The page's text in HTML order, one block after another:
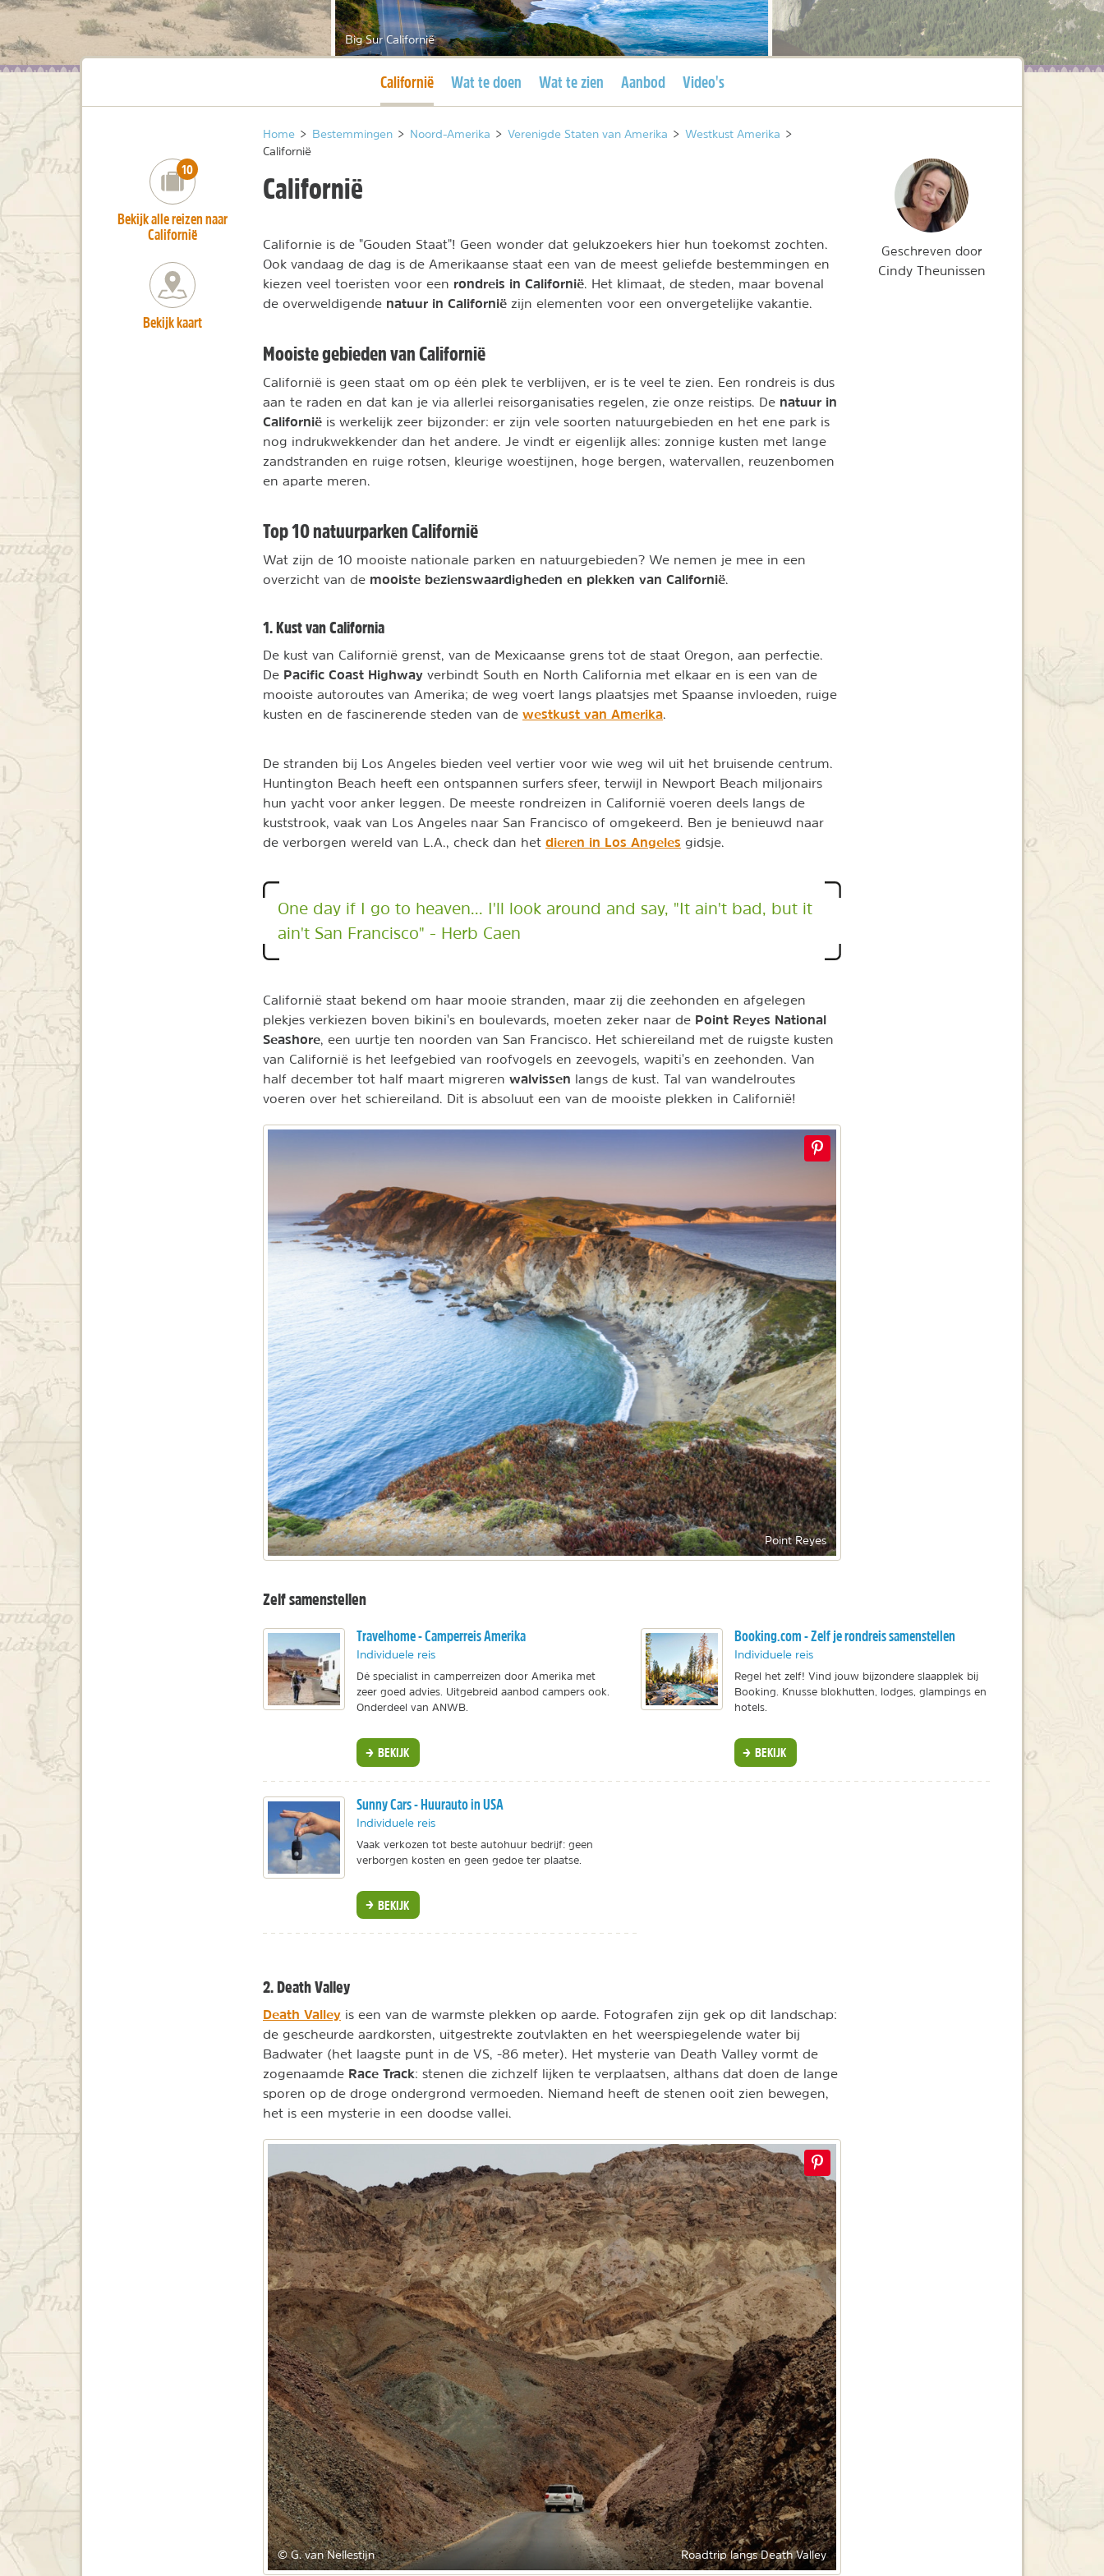
Big Sur Californië
Huidige pagina
Californië Wat te doen Wat te zien Aanbod Video's
Home > Bestemmingen > Noord-Amerika > Verenigde Staten van Amerika > Westkust Amerika >
Californië
Californië
Californie is de "Gouden Staat"! Geen wonder dat gelukzoekers hier hun toekomst zochten.
Ook vandaag de dag is de Amerikaanse staat een van de meest geliefde bestemmingen en
kiezen veel toeristen voor een rondreis in Californië. Het klimaat, de steden, maar bovenal
de overweldigende natuur in Californië zijn elementen voor een onvergetelijke vakantie.
Mooiste gebieden van Californië
Californië is geen staat om op één plek te verblijven, er is te veel te zien. Een rondreis is dus
aan te raden en dat kan je via allerlei reisorganisaties regelen, zie onze reistips. De natuur in
Californië is werkelijk zeer bijzonder: er zijn vele soorten natuurgebieden en het ene park is
nog indrukwekkender dan het andere. Je vindt er eigenlijk alles: zonnige kusten met lange
zandstranden en ruige rotsen, kleurige woestijnen, hoge bergen, watervallen, reuzenbomen
en aparte meren.
Top 10 natuurparken Californië
Wat zijn de 10 mooiste nationale parken en natuurgebieden? We nemen je mee in een
overzicht van de mooiste bezienswaardigheden en plekken van Californië.
1. Kust van California
De kust van Californië grenst, van de Mexicaanse grens tot de staat Oregon, aan perfectie.
De Pacific Coast Highway verbindt South en North California met elkaar en is een van de
mooiste autoroutes van Amerika; de weg voert langs plaatsjes met Spaanse invloeden, ruige
kusten en de fascinerende steden van de westkust van Amerika.
De stranden bij Los Angeles bieden veel vertier voor wie weg wil uit het bruisende centrum.
Huntington Beach heeft een ontspannen surfers sfeer, terwijl in Newport Beach miljonairs
hun yacht voor anker leggen. De meeste rondreizen in Californië voeren deels langs de
kuststrook, vaak van Los Angeles naar San Francisco of omgekeerd. Ben je benieuwd naar
de verborgen wereld van L.A., check dan het dieren in Los Angeles gidsje.
One day if I go to heaven... I'll look around and say, "It ain't bad, but it
ain't San Francisco" - Herb Caen
Californië staat bekend om haar mooie stranden, maar zij die zeehonden en afgelegen
plekjes verkiezen boven bikini's en boulevards, moeten zeker naar de Point Reyes National
Seashore, een uurtje ten noorden van San Francisco. Het schiereiland met de ruigste kusten
van Californië is het leefgebied van roofvogels en zeevogels, wapiti's en zeehonden. Van
half december tot half maart migreren walvissen langs de kust. Tal van wandelroutes
voeren over het schiereiland. Dit is absoluut een van de mooiste plekken in Californië!
Point Reyes
Zelf samenstellen
Travelhome - Camperreis Amerika
Individuele reis
Dé specialist in camperreizen door Amerika met
zeer goed advies. Uitgebreid aanbod campers ook.
Onderdeel van ANWB.
BEKIJK
Booking.com - Zelf je rondreis samenstellen
Individuele reis
Regel het zelf! Vind jouw bijzondere slaapplek bij
Booking. Knusse blokhutten, lodges, glampings en
hotels.
BEKIJK
Sunny Cars - Huurauto in USA
Individuele reis
Vaak verkozen tot beste autohuur bedrijf: geen
verborgen kosten en geen gedoe ter plaatse.
BEKIJK
2. Death Valley
Death Valley is een van de warmste plekken op aarde. Fotografen zijn gek op dit landschap:
de gescheurde aardkorsten, uitgestrekte zoutvlakten en het weerspiegelende water bij
Badwater (het laagste punt in de VS, -86 meter). Het mysterie van Death Valley vormt de
zogenaamde Race Track: stenen die zichzelf lijken te verplaatsen, althans dat doen de lange
sporen op de droge ondergrond vermoeden. Niemand heeft de stenen ooit zien bewegen,
het is een mysterie in een doodse vallei.
© G. van Nellestijn Roadtrip langs Death Valley
number_of_trips:
10
Bekijk alle reizen naar
Californië
Bekijk kaart
Geschreven door
Cindy Theunissen